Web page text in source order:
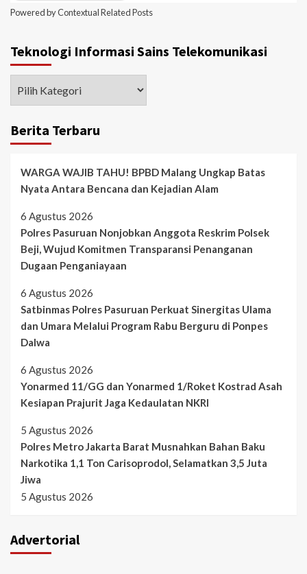
Powered byContextual Related Posts
Teknologi Informasi Sains Telekomunikasi
Berita Terbaru
WARGA WAJIB TAHU! BPBD Malang Ungkap Batas
Nyata Antara Bencana dan Kejadian Alam
6 Agustus 2026
Polres Pasuruan Nonjobkan Anggota Reskrim Polsek
Beji, Wujud Komitmen Transparansi Penanganan
Dugaan Penganiayaan
6 Agustus 2026
Satbinmas Polres Pasuruan Perkuat Sinergitas Ulama
dan Umara Melalui Program Rabu Berguru di Ponpes
Dalwa
6 Agustus 2026
Yonarmed 11/GG dan Yonarmed 1/Roket Kostrad Asah
Kesiapan Prajurit Jaga Kedaulatan NKRI
5 Agustus 2026
Polres Metro Jakarta Barat Musnahkan Bahan Baku
Narkotika 1,1 Ton Carisoprodol, Selamatkan 3,5 Juta
Jiwa
5 Agustus 2026
Advertorial